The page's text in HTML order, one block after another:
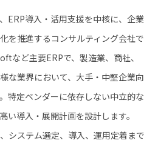
ERP導入・活用支援を中核に、企業
を推進するコンサルティング会社で
など主要ERPで、製造業、商社、
な業界において、大手・中堅企業向
特定ベンダーに依存しない中立的な
い導入・展開計画を設計します。
システム選定、導入、運用定着まで